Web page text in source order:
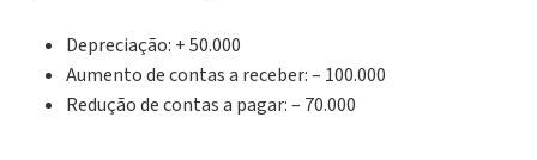
Depreciação: + 50.000
Aumento de contas a receber: – 100.000
Redução de contas a pagar: – 70.000